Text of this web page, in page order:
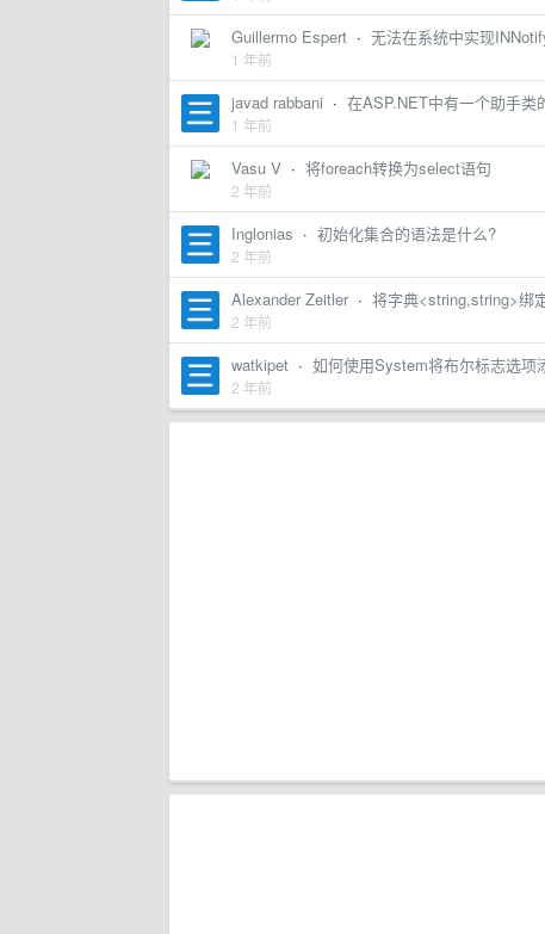
Guillermo Espert · 无法在系统中实现
1 年前
javad rabbani · 在ASP.NET中有一个助手类
1 年前
Vasu V · 将foreach转换为select语句
2 年前
Inglonias · 初始化集合的语法是什么?
2 年前
Alexander Zeitler · 将字典<string,string>绑
2 年前
watkipet · 如何使用System将布尔标志选项
2 年前